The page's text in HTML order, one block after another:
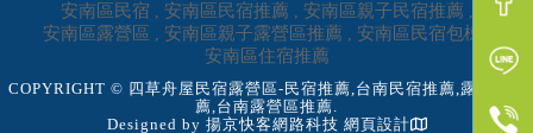
安南區民宿 安南區民宿推薦
安南區親子民宿推薦
安南區露營區
安南區親子露營區推薦
安南區民宿包棟
安南區住宿推薦
COPYRIGHT © 四草舟屋民宿露營區-民宿推薦,台南民宿推薦,露營區推
薦,台南露營區推薦.
Designed by 揚京快客網路科技 網頁設計